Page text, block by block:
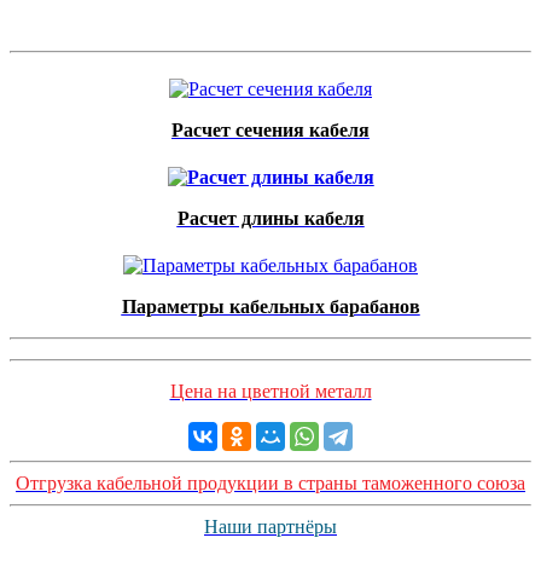
Расчет сечения кабеля
Расчет длины кабеля
Параметры кабельных барабанов
Цена на цветной металл
Отгрузка кабельной продукции в страны таможенного союза
Наши партнёры